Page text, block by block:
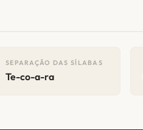
SEPARAÇÃO DAS SÍLABAS
Te-co-a-ra